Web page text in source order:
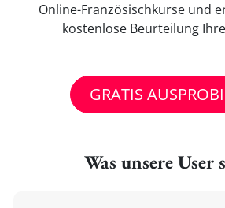
Online-Französischkurse und
kostenlose Beurteilung
GRATIS
Was unsere User